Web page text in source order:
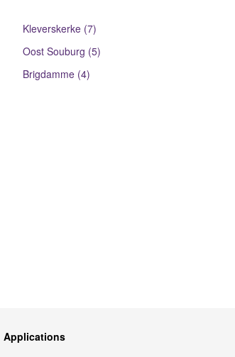
Kleverskerke (7)
Oost Souburg (5)
Brigdamme (4)
Applications